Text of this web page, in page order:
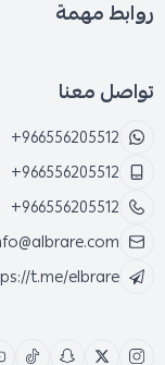
روابط مهمة
تواصل معنا
+966556205512
+966556205512
+966556205512
t.me/elbrare